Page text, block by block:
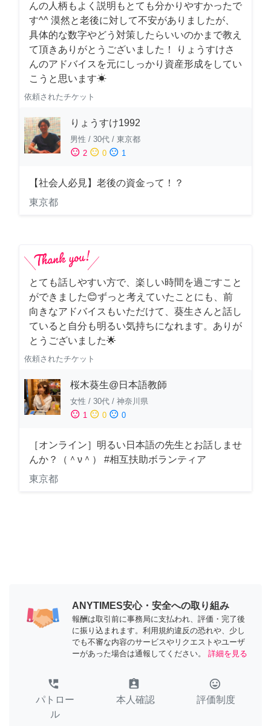
んの人柄もよく説明もとても分かりやすかったで
す^^ 漠然と老後に対して不安がありましたが、
具体的な数字やどう対策したらいいのかまで教え
て頂きありがとうございました！ りょうすけさ
んのアドバイスを元にしっかり資産形成をしてい
こうと思います☀︎
依頼されたチケット
りょうすけ1992
男性 / 30代 / 東京都
sentiment_satisfied 2 sentiment_neutral 0 sentiment_dissatisfied 1
【社会人必見】老後の資金って！？
東京都
とても話しやすい方で、楽しい時間を過ごすこと
ができました😊ずっと考えていたことにも、前
向きなアドバイスもいただけて、葵生さんと話し
ていると自分も明るい気持ちになれます。ありが
とうございました🌟
依頼されたチケット
桜木葵生@日本語教師
女性 / 30代 / 神奈川県
sentiment_satisfied 1 sentiment_neutral 0 sentiment_dissatisfied 0
［オンライン］明るい日本語の先生とお話しませ
んか？（＾ν＾） #相互扶助ボランティア
東京都
ANYTIMES安心・安全への取り組み
報酬は取引前に事務局に支払われ、評価・完了後
に振り込まれます。利用規約違反の恐れや、少し
でも不審な内容のサービスやリクエストやユーザ
ーがあった場合は通報してください。
詳細を見る
perm_phone_msg
パトロー
ル
assignment_ind
本人確認
tag_faces
評価制度